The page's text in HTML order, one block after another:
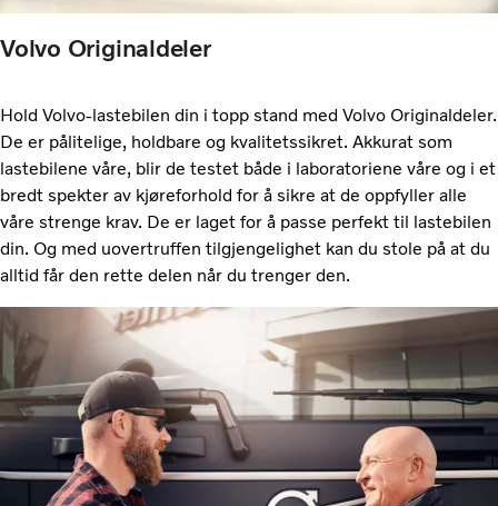
Volvo Originaldeler
Hold Volvo-lastebilen din i topp stand med Volvo Originaldeler.
De er pålitelige, holdbare og kvalitetssikret. Akkurat som
lastebilene våre, blir de testet både i laboratoriene våre og i et
bredt spekter av kjøreforhold for å sikre at de oppfyller alle
våre strenge krav. De er laget for å passe perfekt til lastebilen
din. Og med uovertruffen tilgjengelighet kan du stole på at du
alltid får den rette delen når du trenger den.